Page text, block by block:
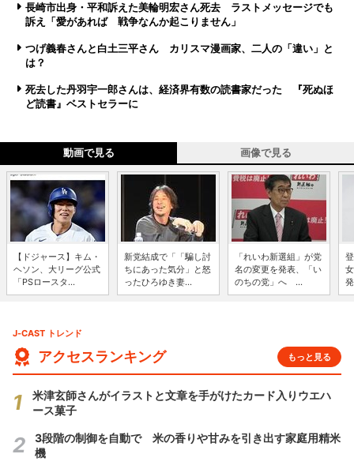
長崎市出身・平和訴えた美輪明宏さん死去 ラストメッセージでも
訴え「愛があれば 戦争なんか起こりません」
つげ義春さんと白土三平さん カリスマ漫画家、二人の「違い」と
は？
死去した丹羽宇一郎さんは、経済界有数の読書家だった 『死ぬほ
ど読書』ベストセラーに
動画で見る 画像で見る
【ドジャース】キム・
ヘソン、大リーグ公式
「PSロースタ...
新党結成で「「騙し討
ちにあった気分」と怒
ったひろゆき妻...
「れいわ新選組」が党
名の変更を発表、「い
のちの党」へ ...
J-CAST トレンド
アクセスランキング もっと見る
米津玄師さんがイラストと文章を手がけたカード入りウエハ
ース菓子
3段階の制御を自動で 米の香りや甘みを引き出す家庭用精米
機